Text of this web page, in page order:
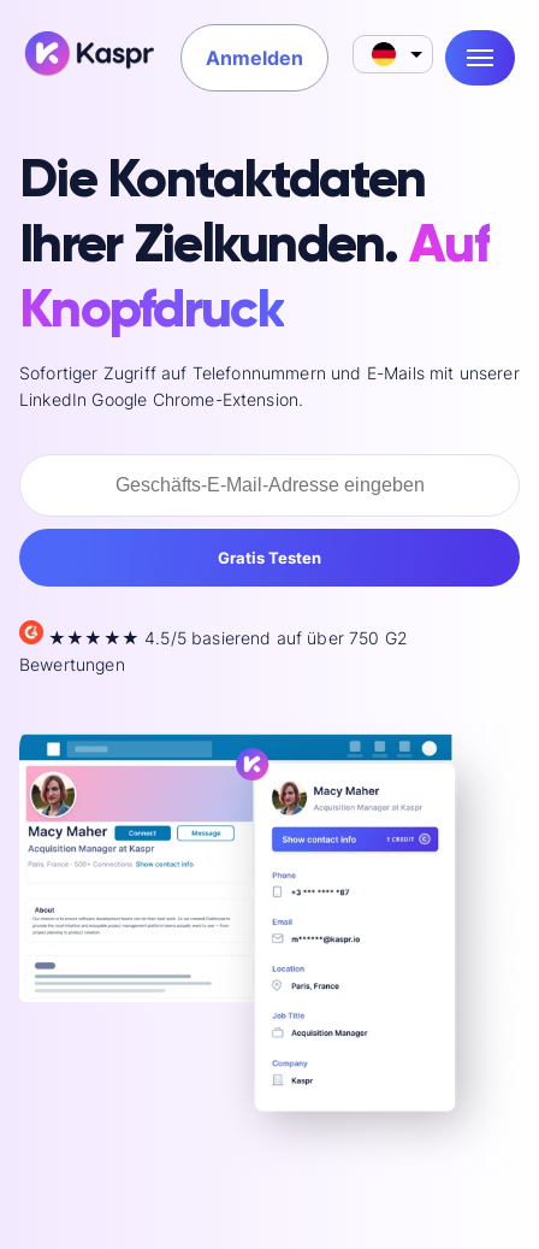
Anmelden
Die Kontaktdaten
Ihrer Zielkunden.Auf
Knopfdruck
Sofortiger Zugriff auf Telefonnummern und E-Mails mit unserer
LinkedIn Google Chrome-Extension.
Gratis Testen
★★★★★ 4.5/5 basierend auf über 750 G2
Bewertungen